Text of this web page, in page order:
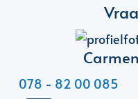
078 - 82 00 085